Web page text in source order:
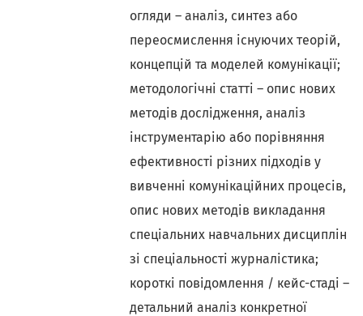
огляди – аналіз, синтез або
переосмислення існуючих теорій,
концепцій та моделей комунікації;
методологічні статті – опис нових
методів дослідження, аналіз
інструментарію або порівняння
ефективності різних підходів у
вивченні комунікаційних процесів,
опис нових методів викладання
спеціальних навчальних дисциплін
зі спеціальності журналістика;
короткі повідомлення / кейс-стаді –
детальний аналіз конкретної